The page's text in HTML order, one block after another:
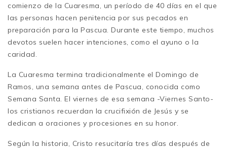
comienzo de la Cuaresma, un período de 40 días en el que
las personas hacen penitencia por sus pecados en
preparación para la Pascua. Durante este tiempo, muchos
devotos suelen hacer intenciones, como el ayuno o la
caridad.
La Cuaresma termina tradicionalmente el Domingo de
Ramos, una semana antes de Pascua, conocida como
Semana Santa. El viernes de esa semana -Viernes Santo-
los cristianos recuerdan la crucifixión de Jesús y se
dedican a oraciones y procesiones en su honor.
Según la historia, Cristo resucitaría tres días después de